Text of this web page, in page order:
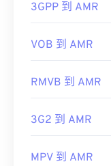
Rate_audio_codec
3GPP 到 AMR
VOB 到 AMR
RMVB 到 AMR
3G2 到 AMR
MPV 到 AMR